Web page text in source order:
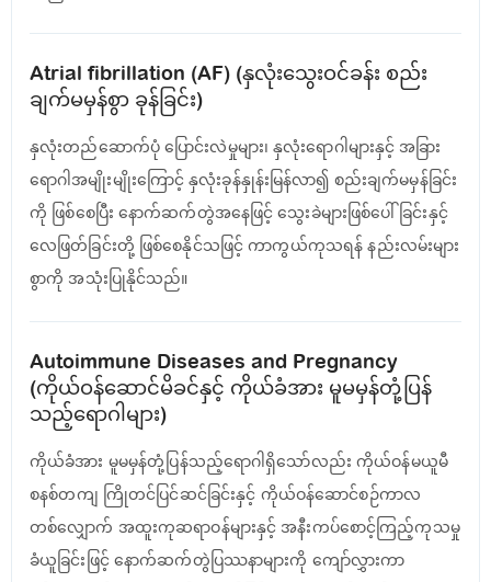
Atrial fibrillation (AF) (နှလုံးသွေးဝင်ခန်း စည်း
ချက်မမှန်စွာ ခုန်ခြင်း)
နှလုံးတည်ဆောက်ပုံ ပြောင်းလဲမှုများ၊ နှလုံးရောဂါများနှင့် အခြား
ရောဂါအမျိုးမျိုးကြောင့် နှလုံးခုန်နှုန်းမြန်လာ၍ စည်းချက်မမှန်ခြင်း
ကို ဖြစ်စေပြီး နောက်ဆက်တွဲအနေဖြင့် သွေးခဲများဖြစ်ပေါ်ခြင်းနှင့်
လေဖြတ်ခြင်းတို့ ဖြစ်စေနိုင်သဖြင့် ကာကွယ်ကုသရန် နည်းလမ်းများ
စွာကို အသုံးပြုနိုင်သည်။
Autoimmune Diseases and Pregnancy
(ကိုယ်ဝန်ဆောင်မိခင်နှင့် ကိုယ်ခံအား မူမမှန်တုံ့ပြန်
သည့်ရောဂါများ)
ကိုယ်ခံအား မူမမှန်တုံ့ပြန်သည့်ရောဂါရှိသော်လည်း ကိုယ်ဝန်မယူမီ
စနစ်တကျ ကြိုတင်ပြင်ဆင်ခြင်းနှင့် ကိုယ်ဝန်ဆောင်စဉ်ကာလ
တစ်လျှောက် အထူးကုဆရာဝန်များနှင့် အနီးကပ်စောင့်ကြည့်ကုသမှု
ခံယူခြင်းဖြင့် နောက်ဆက်တွဲပြဿနာများကို ကျော်လွှားကာ